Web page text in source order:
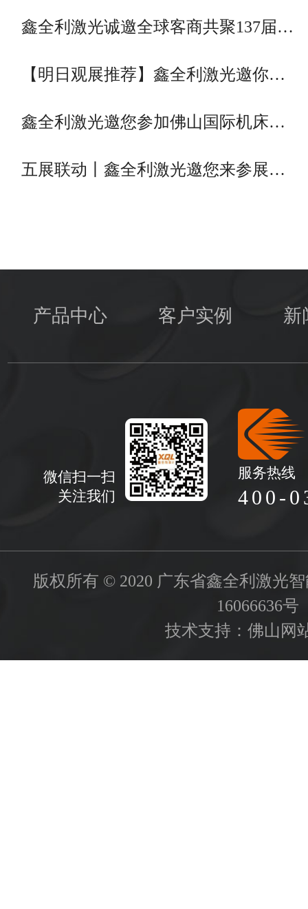
鑫全利激光诚邀全球客商共聚137届…
【明日观展推荐】鑫全利激光邀你…
鑫全利激光邀您参加佛山国际机床…
五展联动丨鑫全利激光邀您来参展…
产品中心 客户实例 新
微信扫一扫
关注我们
服务热线
400-
版权所有 © 2020 广东省鑫全利激光
16066636号
技术支持： 佛山网